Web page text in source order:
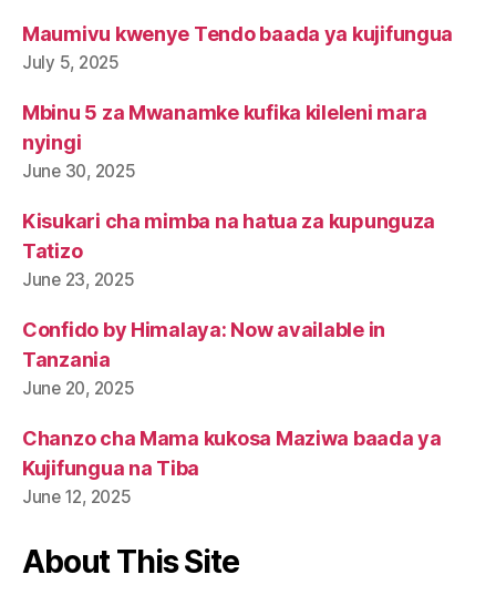
Maumivu kwenye Tendo baada ya kujifungua
July 5, 2025
Mbinu 5 za Mwanamke kufika kileleni mara
nyingi
June 30, 2025
Kisukari cha mimba na hatua za kupunguza
Tatizo
June 23, 2025
Confido by Himalaya: Now available in
Tanzania
June 20, 2025
Chanzo cha Mama kukosa Maziwa baada ya
Kujifungua na Tiba
June 12, 2025
About This Site